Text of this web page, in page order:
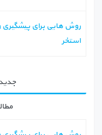
روش هایی برای پیشگیری
استخر